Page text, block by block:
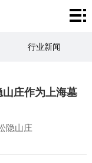
行业新闻
庄作为上海墓
隐山庄